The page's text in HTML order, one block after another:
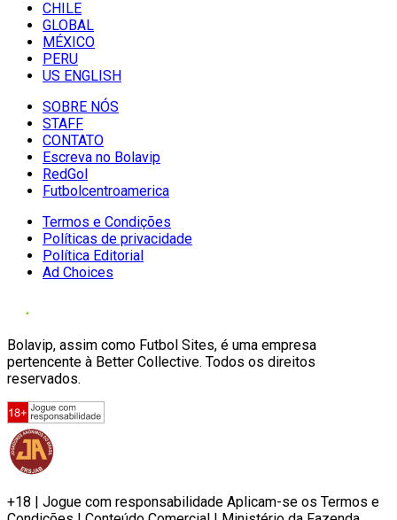
CHILE
GLOBAL
MÉXICO
PERU
US ENGLISH
SOBRE NÓS
STAFF
CONTATO
Escreva no Bolavip
RedGol
Futbolcentroamerica
Termos e Condições
Políticas de privacidade
Política Editorial
Ad Choices
Bolavip, assim como Futbol Sites, é uma empresa
pertencente à Better Collective. Todos os direitos
reservados.
+18 | Jogue com responsabilidade Aplicam-se os Termos e